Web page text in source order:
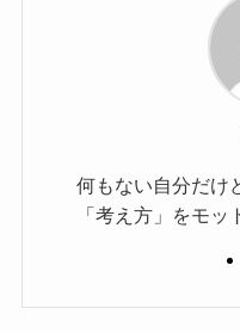
何もない自分だけ
「考え方」をモッ